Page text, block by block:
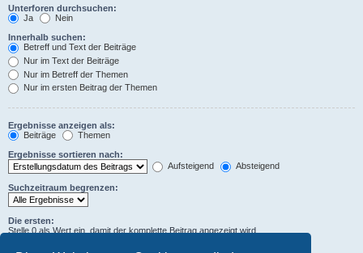
Unterforen durchsuchen:
Ja
Nein
Innerhalb suchen:
Betreff und Text der Beiträge
Nur im Text der Beiträge
Nur im Betreff der Themen
Nur im ersten Beitrag der Themen
Ergebnisse anzeigen als:
Beiträge
Themen
Ergebnisse sortieren nach:
Aufsteigend
Absteigend
Suchzeitraum begrenzen:
Die ersten:
Stelle 0 als Wert ein, damit der komplette Beitrag angezeigt wird.